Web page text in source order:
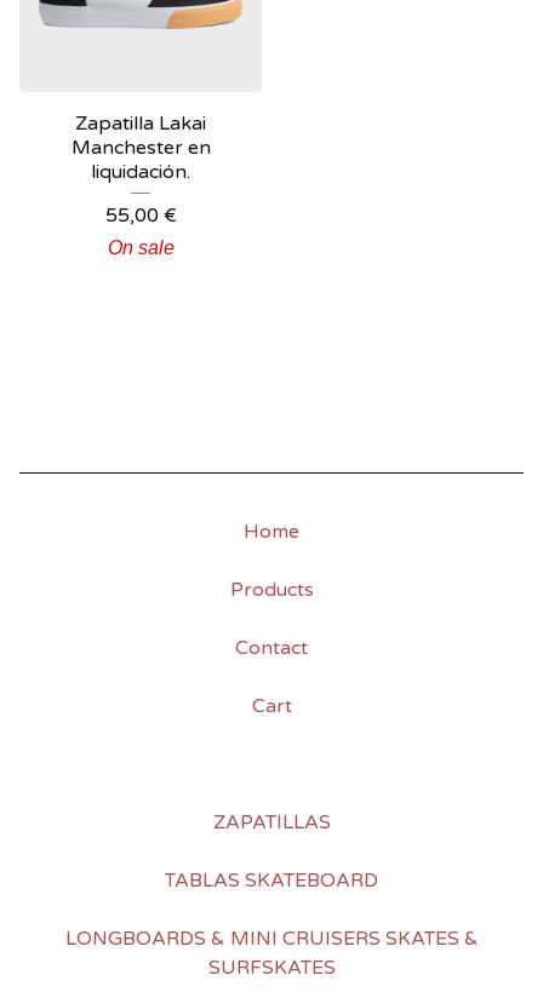
Zapatilla Lakai
Manchester en
liquidación.
55,00 €
On sale
Home
Products
Contact
Cart
ZAPATILLAS
TABLAS SKATEBOARD
LONGBOARDS & MINI CRUISERS SKATES &
SURFSKATES